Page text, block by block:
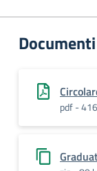
Documenti
pdf -